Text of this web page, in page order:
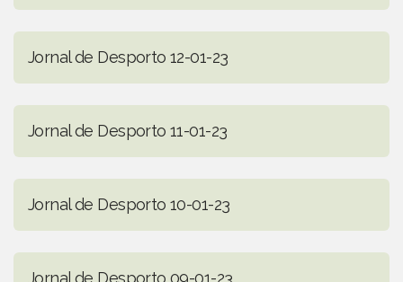
Jornal de Desporto 12-01-23
Jornal de Desporto 11-01-23
Jornal de Desporto 10-01-23